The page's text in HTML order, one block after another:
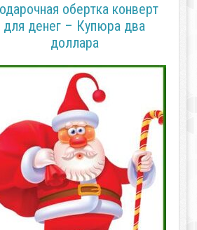
обертка конверт
для денег – Купюра два
доллара